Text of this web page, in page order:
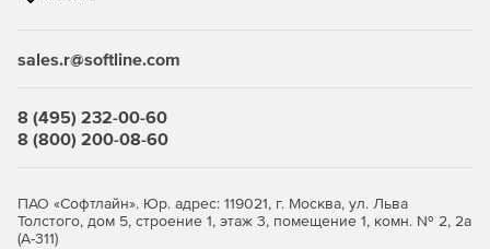
лицензировании
Возможность читать информацию о символах и
Обнаружение латинских символов в шрифтах.
sales.r@softline.com
8 (495) 232-00-60
8 (800) 200-08-60
ПАО «Софтлайн». Юр. адрес: 119021, г. Москва, ул. Льва
Толстого, дом 5, строение 1, этаж 3, помещение 1, комн. № 2, 2а
(А-311)